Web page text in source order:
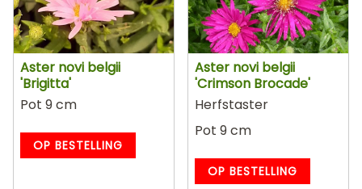
Aster novi belgii
'Brigitta'
Pot 9 cm
OP BESTELLING
Aster novi belgii
'Crimson Brocade'
Herfstaster
Pot 9 cm
OP BESTELLING